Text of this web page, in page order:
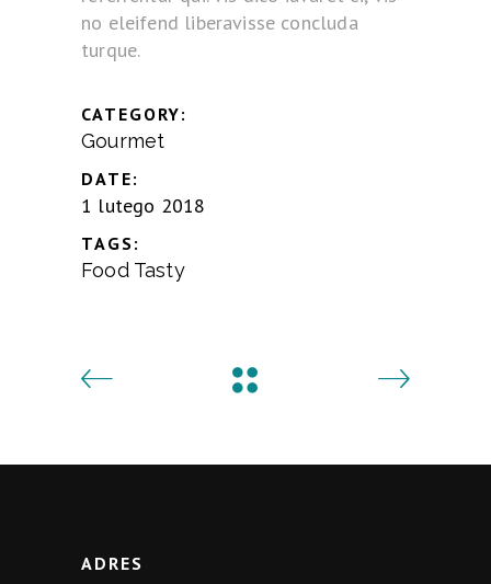
no eleifend liberavisse concluda
turque.
CATEGORY:
Gourmet
DATE:
1 lutego 2018
TAGS:
Food Tasty
ADRES